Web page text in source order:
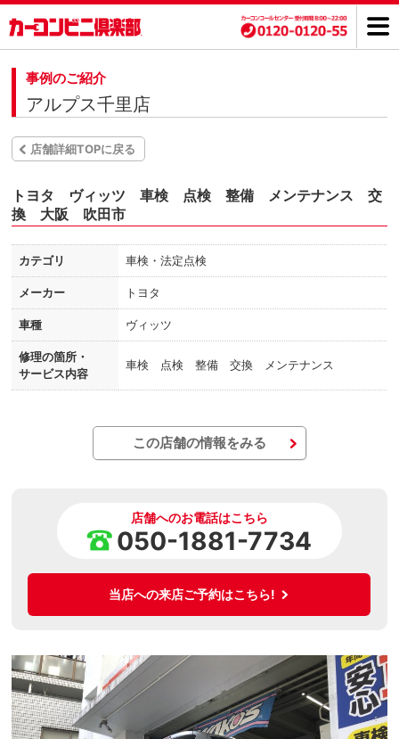
事例のご紹介
アルプス千里店
店舗詳細TOPに戻る
トヨタ ヴィッツ 車検 点検 整備 メンテナンス 交
換 大阪 吹田市
カテゴリ 車検・法定点検
メーカー トヨタ
車種 ヴィッツ
修理の箇所・
サービス内容
車検 点検 整備 交換 メンテナンス
この店舗の情報をみる
店舗へのお電話はこちら
050-1881-7734
当店への来店ご予約はこちら!